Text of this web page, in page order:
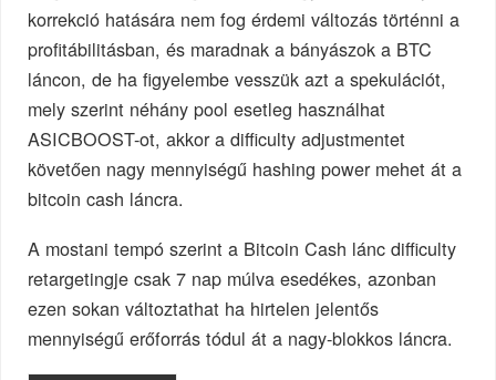
korrekció hatására nem fog érdemi változás történni a
profitábilitásban, és maradnak a bányászok a BTC
láncon, de ha figyelembe vesszük azt a spekulációt,
mely szerint néhány pool esetleg használhat
ASICBOOST-ot, akkor a difficulty adjustmentet
követően nagy mennyiségű hashing power mehet át a
bitcoin cash láncra.
A mostani tempó szerint a Bitcoin Cash lánc difficulty
retargetingje csak 7 nap múlva esedékes, azonban
ezen sokan változtathat ha hirtelen jelentős
mennyiségű erőforrás tódul át a nagy-blokkos láncra.